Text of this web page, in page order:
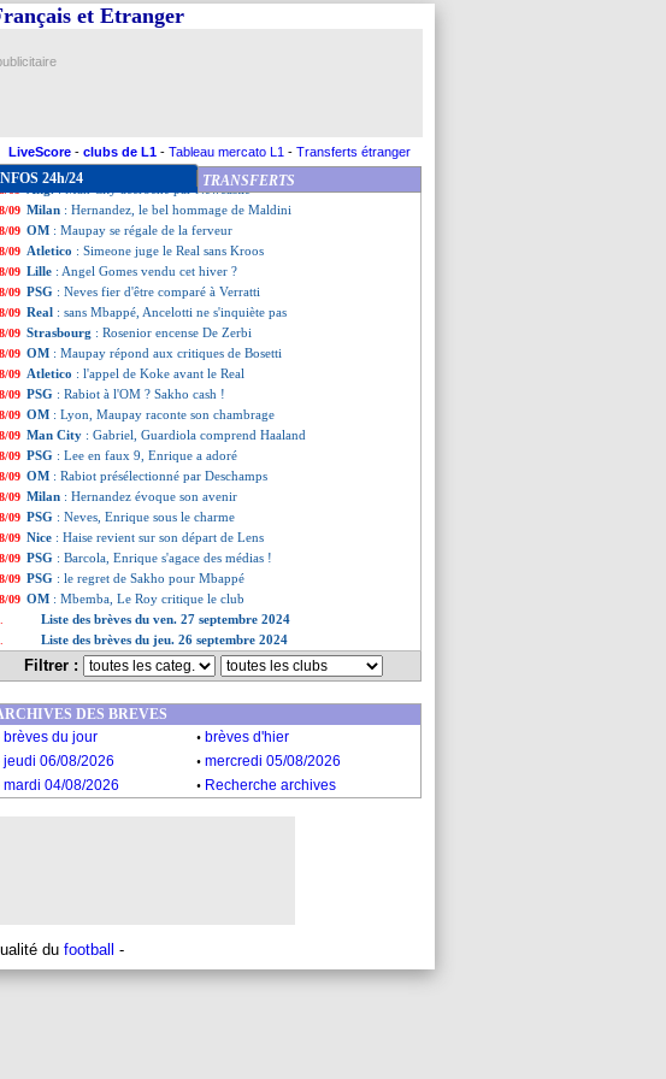
et Etranger
LiveScore - clubs de L1 - Tableau mercato L1 - Transferts étranger
24h/24 TRANSFERTS
09 Ang.: Chelsea bat Brighton, quadruplé de Palmer
09 Ang.: Arsenal arrache la victoire avant le PSG
09 All.: Fribourg prend une gifle, Leipzig déroule
28/09 L1: Lens-Nice, les compos
09 L2: le Paris FC prend les commandes
: Man City accroché par Newcastle
09 Milan : Hernandez, le bel hommage de Maldini
09 OM : Maupay se régale de la ferveur
09 Atletico : Simeone juge le Real sans Kroos
09 Lille : Angel Gomes vendu cet hiver ?
09 PSG : Neves fier d'être comparé à Verratti
09 Real : sans Mbappé, Ancelotti ne s'inquiète pas
09 Strasbourg : Rosenior encense De Zerbi
09 OM : Maupay répond aux critiques de Bosetti
09 Atletico : l'appel de Koke avant le Real
09 PSG : Rabiot à l'OM ? Sakho cash !
09 OM : Lyon, Maupay raconte son chambrage
09 Man City : Gabriel, Guardiola comprend Haaland
09 PSG : Lee en faux 9, Enrique a adoré
09 OM : Rabiot présélectionné par Deschamps
09 Milan : Hernandez évoque son avenir
09 PSG : Neves, Enrique sous le charme
09 Nice : Haise revient sur son départ de Lens
09 PSG : Barcola, Enrique s'agace des médias !
09 PSG : le regret de Sakho pour Mbappé
09 OM : Mbemba, Le Roy critique le club
Liste des brèves du ven. 27 septembre 2024
Liste des brèves du jeu. 26 septembre 2024
Filtrer :
DES BREVES
brèves du jour . brèves d'hier
jeudi 06/08/2026 . mercredi 05/08/2026
mardi 04/08/2026 . Recherche archives
du football -